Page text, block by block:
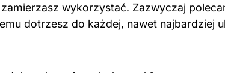
wykorzystać. Zazwyczaj
dotrzesz do każdej, nawet najbardziej